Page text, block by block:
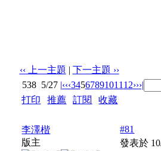
‹‹ 上一主題 | 下一主題 ››
538 5/27 |‹‹‹34567891011 12›››|
打印 |推薦 |訂閱 |收藏
李澤楷
版主
#81
發表於